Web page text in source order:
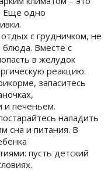
Еще одно
с грудничком, не
блюда. Вместе с
в желудок
реакцию.
запаситесь
и печеньем.
наладить
сна и питания. В
пусть детский